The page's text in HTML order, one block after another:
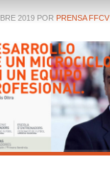
2019 POR PRENSA FFCV